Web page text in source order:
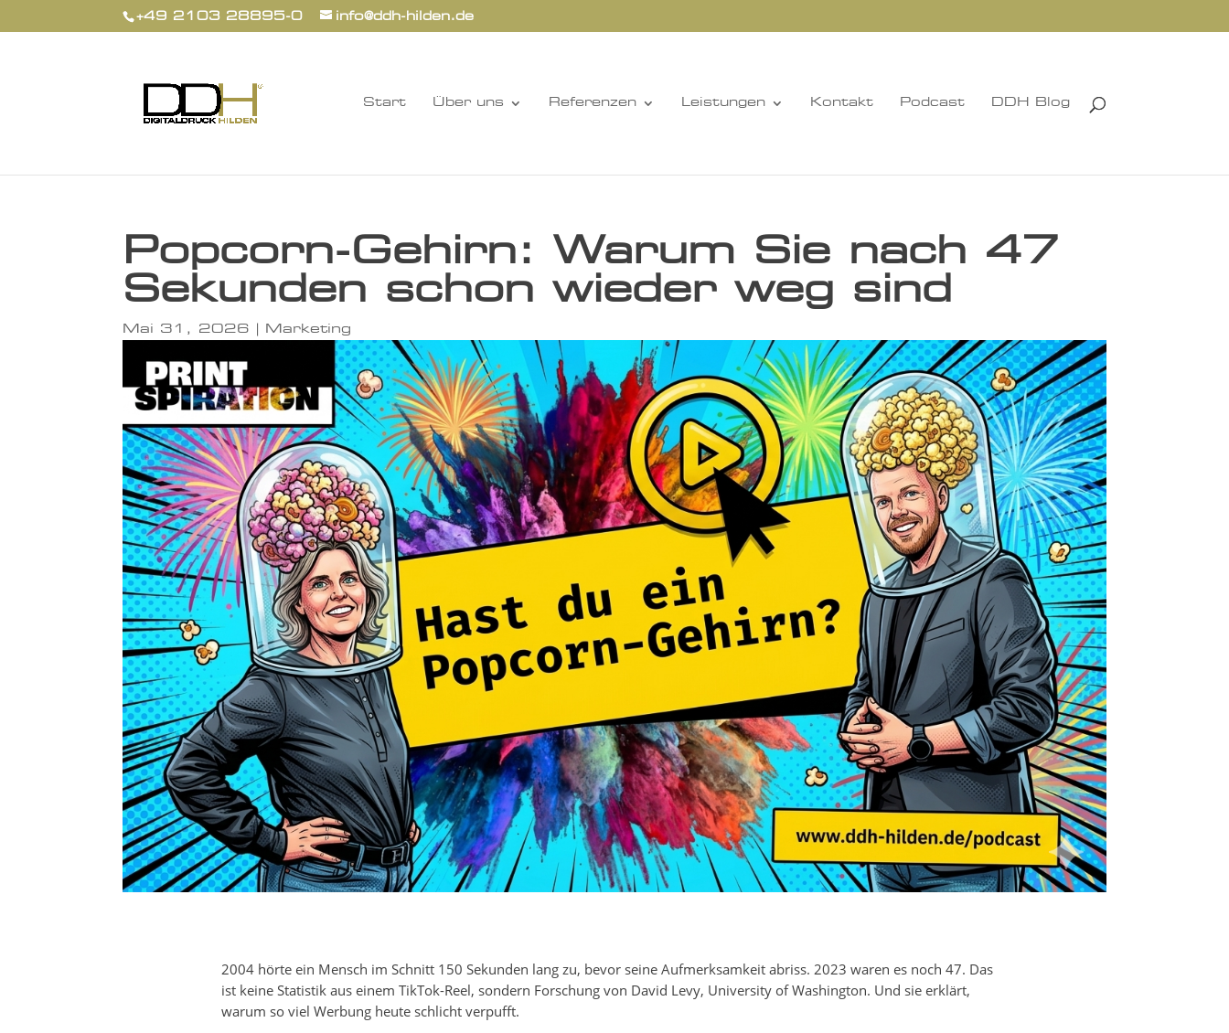
+49 2103 28895-0 info@ddh-hilden.de
Start Über uns Referenzen Leistungen Kontakt Podcast DDH Blog
Popcorn-Gehirn: Warum Sie nach 47
Sekunden schon wieder weg sind
Mai 31, 2026 Marketing
2004 hörte ein Mensch im Schnitt 150 Sekunden lang zu, bevor seine Aufmerksamkeit abriss. 2023 waren es noch 47. Das
ist keine Statistik aus einem TikTok-Reel, sondern Forschung von David Levy, University of Washington. Und sie erklärt,
warum so viel Werbung heute schlicht verpufft.